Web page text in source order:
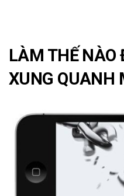
LÀM THẾ NÀO
XUNG QUANH